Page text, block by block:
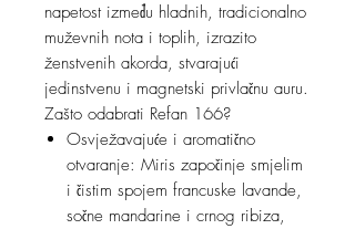
napetost između hladnih, tradicionalno
muževnih nota i toplih, izrazito
ženstvenih akorda, stvarajući
jedinstvenu i magnetski privlačnu auru.
Zašto odabrati Refan 166?
Osvježavajuće i aromatično
otvaranje: Miris započinje smjelim
i čistim spojem francuske lavande,
sočne mandarine i crnog ribiza,